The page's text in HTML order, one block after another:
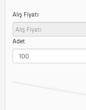
Alış Fiyatı
Adet